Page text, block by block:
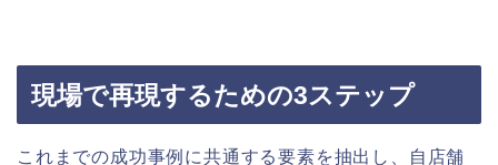
現場で再現するための3ステップ
これまでの成功事例に共通する要素を抽出し、自店舗